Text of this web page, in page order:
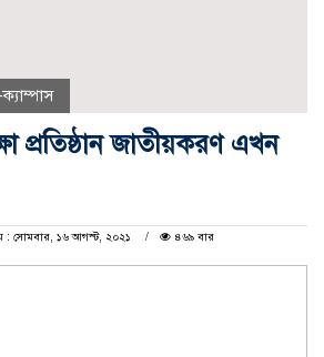
ক্যাম্পাস
প্রতিষ্ঠান জাতীয়করণ এখন
সোমবার, ১৬ আগস্ট, ২০২১
৪৬৯ বার